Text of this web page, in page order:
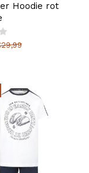
Hoodie rot